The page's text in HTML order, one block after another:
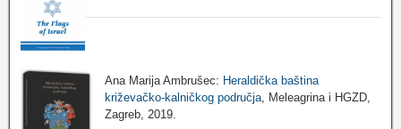
Ana Marija Ambrušec: Heraldička baština
križevačko-kalničkog područja, Meleagrina i HGZD,
Zagreb, 2019.